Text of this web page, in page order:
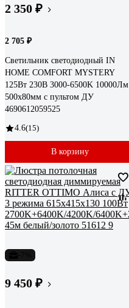
2 350 ₽
2 705 ₽
Светильник светодиодный IN
HOME COMFORT MYSTERY
125Вт 230В 3000-6500K 10000Лм
500x80мм с пультом ДУ
4690612059525
4.6(15)
В корзину
9 450 ₽